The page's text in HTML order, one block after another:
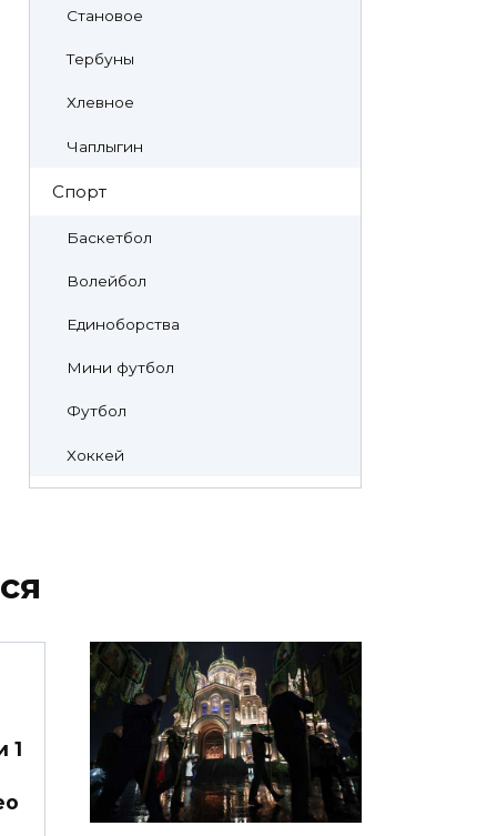
Становое
Тербуны
Хлевное
Чаплыгин
Спорт
Баскетбол
Волейбол
Единоборства
Мини футбол
Футбол
Хоккей
1